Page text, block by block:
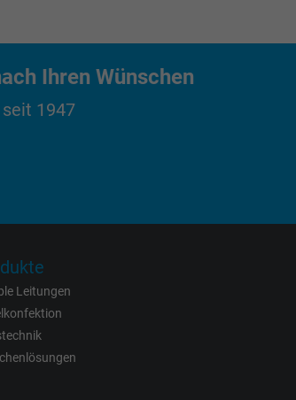
um die Aktionen eines
Ihren Wünschen
1947
Leitungen